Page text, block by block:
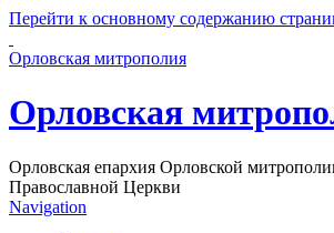
Перейти к основному содержанию
Орловская митрополия
Орловская
Орловская епархия Орловской
Православной Церкви
Navigation